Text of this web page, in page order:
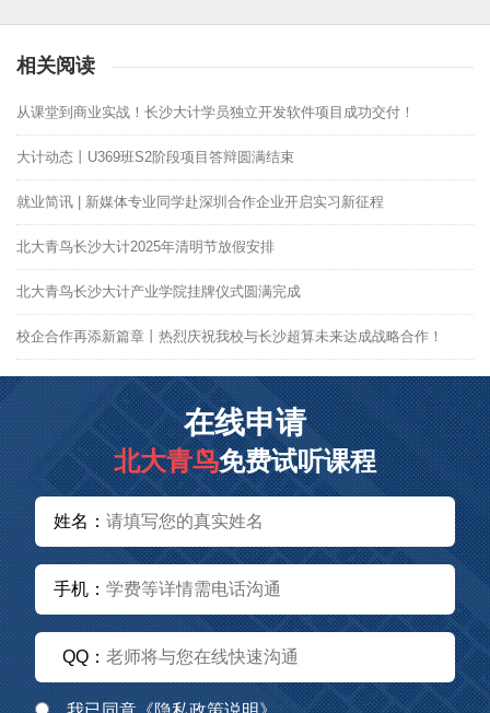
相关阅读
从课堂到商业实战！长沙大计学员独立开发软件项目成功交付！
大计动态丨U369班S2阶段项目答辩圆满结束
就业简讯 | 新媒体专业同学赴深圳合作企业开启实习新征程
北大青鸟长沙大计2025年清明节放假安排
北大青鸟长沙大计产业学院挂牌仪式圆满完成
校企合作再添新篇章丨热烈庆祝我校与长沙超算未来达成战略合作！
在线申请
北大青鸟免费试听课程
姓名：
手机：
QQ：